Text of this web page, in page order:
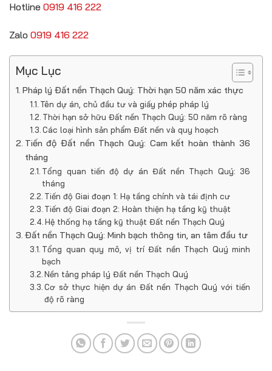
Hotline 0919 416 222
Zalo 0919 416 222
Mục Lục
Pháp lý Đất nền Thạch Quý: Thời hạn 50 năm xác thực
Tên dự án, chủ đầu tư và giấy phép pháp lý
Thời hạn sở hữu Đất nền Thạch Quý: 50 năm rõ ràng
Các loại hình sản phẩm Đất nền và quy hoạch
Tiến độ Đất nền Thạch Quý: Cam kết hoàn thành 36
tháng
Tổng quan tiến độ dự án Đất nền Thạch Quý: 36
tháng
Tiến độ Giai đoạn 1: Hạ tầng chính và tái định cư
Tiến độ Giai đoạn 2: Hoàn thiện hạ tầng kỹ thuật
Hệ thống hạ tầng kỹ thuật Đất nền Thạch Quý
Đất nền Thạch Quý: Minh bạch thông tin, an tâm đầu tư
Tổng quan quy mô, vị trí Đất nền Thạch Quý minh
bạch
Nền tảng pháp lý Đất nền Thạch Quý
Cơ sở thực hiện dự án Đất nền Thạch Quý với tiến
độ rõ ràng